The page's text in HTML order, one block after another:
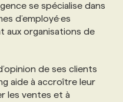
se spécialise dans
d’employé·es
aux organisations de
de ses clients
aide à accroître leur
les ventes et à